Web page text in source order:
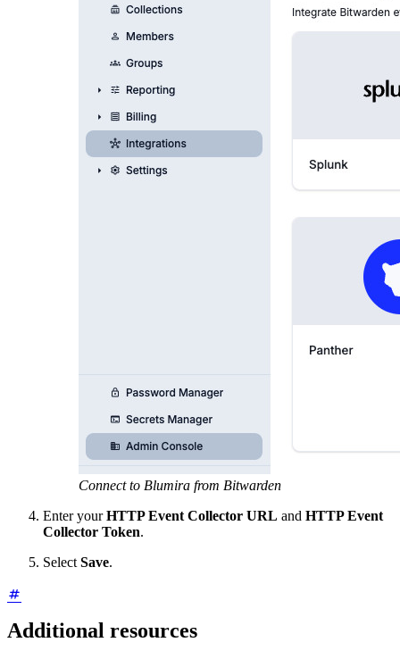
Connect to Blumira from Bitwarden
Enter yourHTTP Event Collector URL and HTTP Event
Collector Token.
Select Save.
Additional resources